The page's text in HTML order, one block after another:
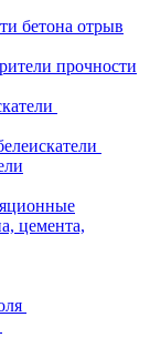
бетона отрыв
прочности
цемента,